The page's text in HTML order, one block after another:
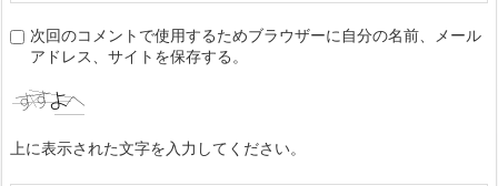
次回のコメントで使用するためブラウザーに自分の名前、メール
アドレス、サイトを保存する。
上に表示された文字を入力してください。